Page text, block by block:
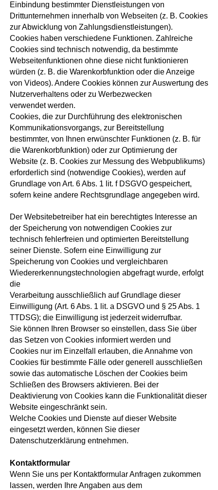
Einbindung bestimmter Dienstleistungen von
Drittunternehmen innerhalb von Webseiten (z. B. Cookies
zur Abwicklung von Zahlungsdienstleistungen).
Cookies haben verschiedene Funktionen. Zahlreiche
Cookies sind technisch notwendig, da bestimmte
Webseitenfunktionen ohne diese nicht funktionieren
würden (z. B. die Warenkorbfunktion oder die Anzeige
von Videos). Andere Cookies können zur Auswertung des
Nutzerverhaltens oder zu Werbezwecken
verwendet werden.
Cookies, die zur Durchführung des elektronischen
Kommunikationsvorgangs, zur Bereitstellung
bestimmter, von Ihnen erwünschter Funktionen (z. B. für
die Warenkorbfunktion) oder zur Optimierung der
Website (z. B. Cookies zur Messung des Webpublikums)
erforderlich sind (notwendige Cookies), werden auf
Grundlage von Art. 6 Abs. 1 lit. f DSGVO gespeichert,
sofern keine andere Rechtsgrundlage angegeben wird.
Der Websitebetreiber hat ein berechtigtes Interesse an
der Speicherung von notwendigen Cookies zur
technisch fehlerfreien und optimierten Bereitstellung
seiner Dienste. Sofern eine Einwilligung zur
Speicherung von Cookies und vergleichbaren
Wiedererkennungstechnologien abgefragt wurde, erfolgt
die
Verarbeitung ausschließlich auf Grundlage dieser
Einwilligung (Art. 6 Abs. 1 lit. a DSGVO und § 25 Abs. 1
TTDSG); die Einwilligung ist jederzeit widerrufbar.
Sie können Ihren Browser so einstellen, dass Sie über
das Setzen von Cookies informiert werden und
Cookies nur im Einzelfall erlauben, die Annahme von
Cookies für bestimmte Fälle oder generell ausschließen
sowie das automatische Löschen der Cookies beim
Schließen des Browsers aktivieren. Bei der
Deaktivierung von Cookies kann die Funktionalität dieser
Website eingeschränkt sein.
Welche Cookies und Dienste auf dieser Website
eingesetzt werden, können Sie dieser
Datenschutzerklärung entnehmen.
Kontaktformular
Wenn Sie uns per Kontaktformular Anfragen zukommen
lassen, werden Ihre Angaben aus dem